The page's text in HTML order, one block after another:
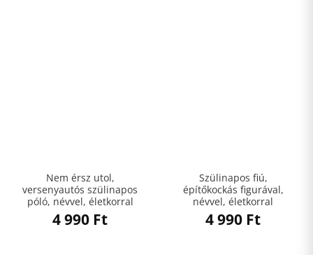
Nem érsz utol,
versenyautós szülinapos
póló, névvel, életkorral
4 990 Ft
Szülinapos fiú,
építőkockás figurával,
névvel, életkorral
4 990 Ft